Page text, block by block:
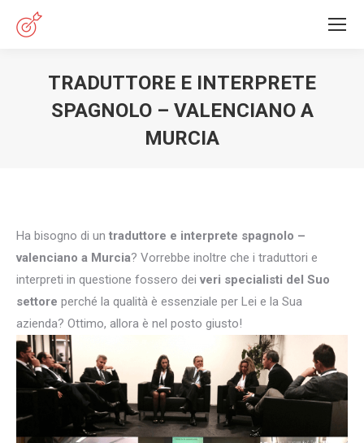
TRADUTTORE E INTERPRETE
SPAGNOLO – VALENCIANO A
MURCIA
Ha bisogno di un traduttore e interprete spagnolo –
valenciano a Murcia? Vorrebbe inoltre che i traduttori e
interpreti in questione fossero dei veri specialisti del Suo
settore perché la qualità è essenziale per Lei e la Sua
azienda? Ottimo, allora è nel posto giusto!